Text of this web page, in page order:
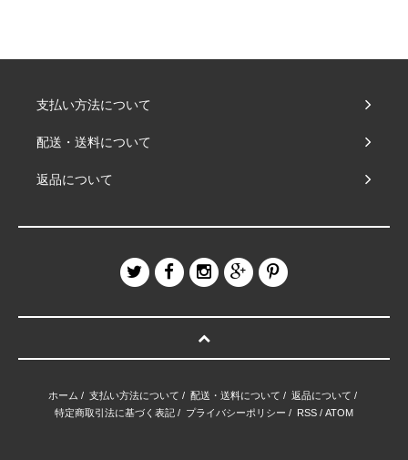
支払い方法について
配送・送料について
返品について
ホーム / 支払い方法について / 配送・送料について / 返品について /
特定商取引法に基づく表記 / プライバシーポリシー / RSS / ATOM